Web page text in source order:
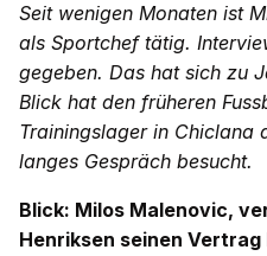
Seit wenigen Monaten ist
als Sportchef tätig.
gegeben. Das hat sich zu
Blick hat den früheren
Trainingslager in Chiclana
langes Gespräch besucht.
Blick: Milos Malenovic,
Henriksen seinen Vertrag